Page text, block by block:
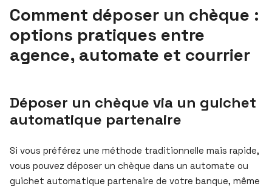
Comment déposer un chèque :
options pratiques entre
agence, automate et courrier
Déposer un chèque via un guichet
automatique partenaire
Si vous préférez une méthode traditionnelle mais rapide,
vous pouvez déposer un chèque dans un automate ou
guichet automatique partenaire de votre banque, même